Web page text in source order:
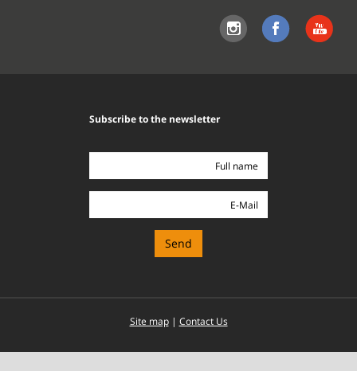
Subscribe to the newsletter
Site map| Contact Us